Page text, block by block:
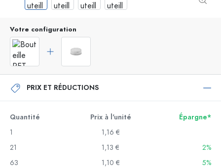
Votre configuration
PRIX ET RÉDUCTIONS
Quantité Prix à l'unité
Épargne*
1
1,16 €
21
1,13 €
2%
63
1,10 €
5%